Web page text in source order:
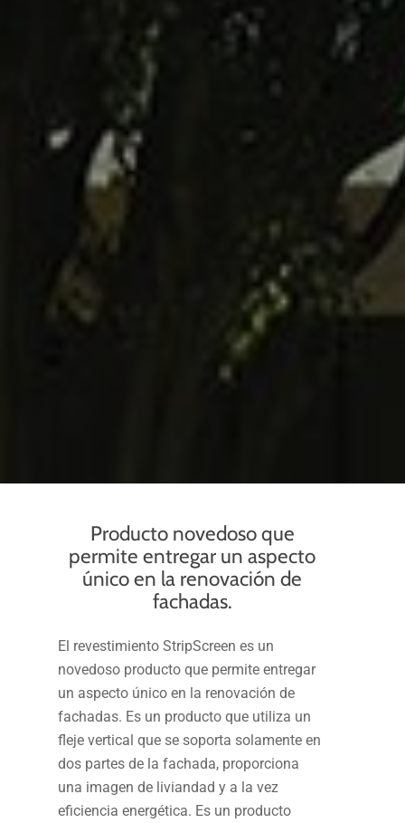
Producto novedoso que
permite entregar un aspecto
único en la renovación de
fachadas.
El revestimiento StripScreen es un
novedoso producto que permite entregar
un aspecto único en la renovación de
fachadas. Es un producto que utiliza un
fleje vertical que se soporta solamente en
dos partes de la fachada, proporciona
una imagen de liviandad y a la vez
eficiencia energética. Es un producto